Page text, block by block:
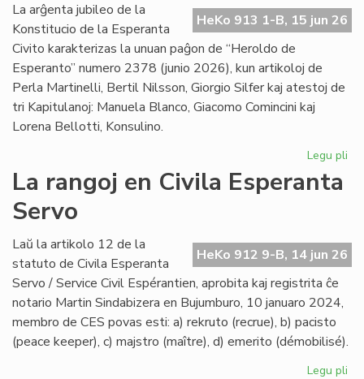
en
HeKo 913 1-B, 15 jun 26
La arĝenta jubileo de la
Konstitucio de la Esperanta
Civito karakterizas la unuan paĝon de “Heroldo de
Esperanto” numero 2378 (junio 2026), kun artikoloj de
Perla Martinelli, Bertil Nilsson, Giorgio Silfer kaj atestoj de
tri Kapitulanoj: Manuela Blanco, Giacomo Comincini kaj
Lorena Bellotti, Konsulino.
Legu pli
La rangoj en Civila Esperanta
Servo
HeKo 912 9-B, 14 jun 26
Laŭ la artikolo 12 de la
statuto de Civila Esperanta
Servo / Service Civil Espérantien, aprobita kaj registrita ĉe
notario Martin Sindabizera en Bujumburo, 10 januaro 2024,
membro de CES povas esti: a) rekruto (recrue), b) pacisto
(peace keeper), c) majstro (maître), d) emerito (démobilisé).
Legu pli